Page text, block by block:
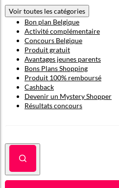
Voir toutes les catégories
Bon plan Belgique
Activité complémentaire
Concours Belgique
Produit gratuit
Avantages jeunes parents
Bons Plans Shopping
Produit 100% remboursé
Cashback
Devenir un Mystery Shopper
Résultats concours